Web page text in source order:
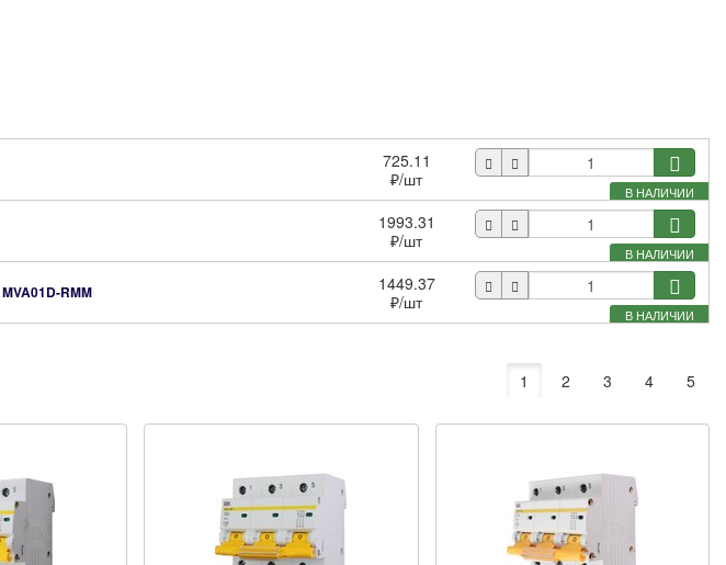
В НАЛИЧИИ
725.11
₽/шт
В НАЛИЧИИ
1993.31
₽/шт
В НАЛИЧИИ
MVA01D-RMM
1449.37
₽/шт
1 2 3 4 5